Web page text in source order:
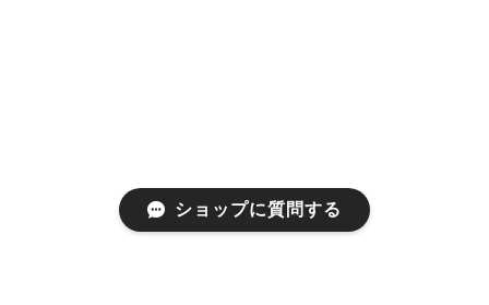
ショップに質問する